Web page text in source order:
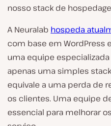
nosso stack de
A Neuralab hospeda
com base em WordPress
uma equipe especializada
apenas uma simples
equivale a uma perda de
os clientes. Uma equipe
essencial para melhorar